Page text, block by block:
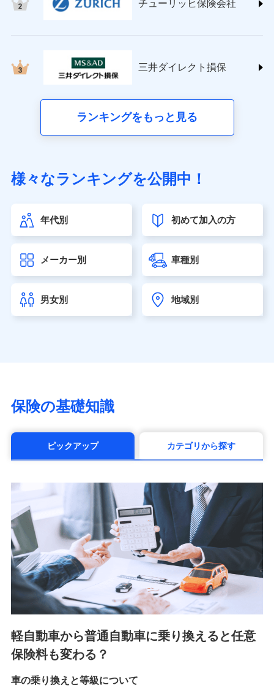
(https://www.nisshinfire.co.jp/)
(https://www.petfamilyins.co.jp/)
ins.com/)
三井ダイレクト損害保険株式会社
（https://www.sonylife.co.jp）
第一ネオ生命保険株式会社（https://neofirst.co.jp/）
大樹生命保険株式会社（https://www.taiju-life.co.jp）
seimei.co.jp）
チューリッヒ生命保険株式会社
東京海上日動あんしん生命保険株式会社
（https://www.tmn-anshin.co.jp/）
マニュライフ生命保険株式会社
（https://www.manulife.co.jp/）
（https://www.msa-life.co.jp/）
メットライフ生命株式会社(https://www.metlife.co.jp/)
■少額短期保険
株式会社アシロ少額短期保険 (https://kailash.co.jp/)
SBIいきいき少額短期保険会社 (https://www.i-
sedai.com/)
SBIペット少額短期保険株式会社 (https://www.sbipet-
ssi.co.jp/)
SBIリスタ少額短期保険会社
(https://www.jishin.co.jp/)
スマートプラス少額短期保険株式会社
チューリッヒ少額短期保険株式会社
(https://www.zurichssi.co.jp/)
(https://www.tokiomarine-x.co.jp/)
チューリッヒ保険会社
三井ダイレクト損保
ランキングをもっと見る
様々なランキングを公開中！
年代別 初めて加入の方
メーカー別 車種別
男女別 地域別
保険の基礎知識
ピックアップ カテゴリから探す
軽自動車から普通自動車に乗り換えると任意
保険料も変わる？
車の乗り換えと等級について